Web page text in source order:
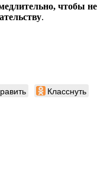
чтобы не
.
Класснуть